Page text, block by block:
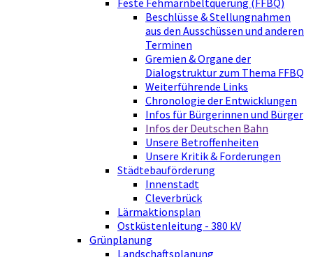
Beschlüsse & Stellungnahmen
aus den Ausschüssen und anderen
Terminen
Gremien & Organe der
Dialogstruktur zum Thema FFBQ
Weiterführende Links
Chronologie der Entwicklungen
Infos für Bürgerinnen und Bürger
Infos der Deutschen Bahn
Unsere Betroffenheiten
Unsere Kritik & Forderungen
Städtebauförderung
Innenstadt
Cleverbrück
Lärmaktionsplan
Ostküstenleitung - 380 kV
Grünplanung
Landschaftsplanung